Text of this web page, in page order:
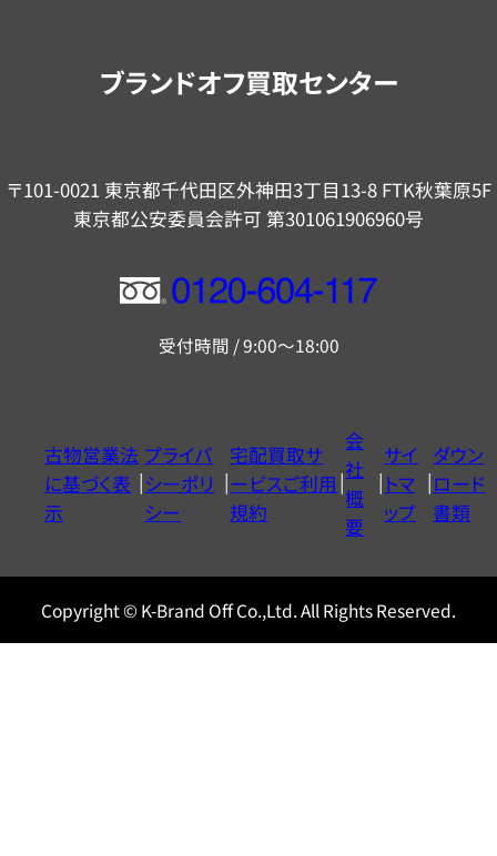
ブランドオフ買取センター
〒101-0021 東京都千代田区外神田3丁目13-8 FTK秋葉原5F
東京都公安委員会許可 第301061906960号
フ
ー
ヤ
ル
0120604117
受付時間 / 9:00～18:00
古物営業法
に基づく表
示
プライバ
シーポリ
シー
宅配買取サ
ービスご利用
規約
会
社
概
要
サイ
トマ
ップ
ダウン
ロード
書類
Copyright © K-Brand Off Co.,Ltd. All Rights Reserved.